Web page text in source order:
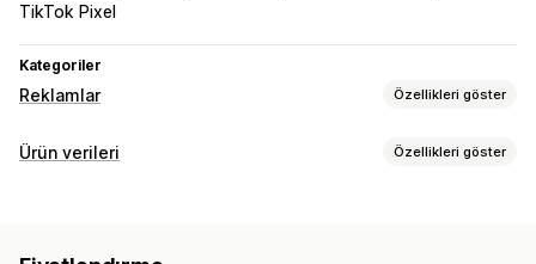
TikTok Pixel
Kategoriler
Reklamlar Özellikleri göster
Hedefleme
Sosyal medya Video reklamlar
Ürün verileri Özellikleri göster